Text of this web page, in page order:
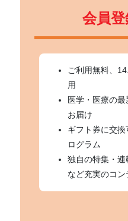
会員登
ご利用無料、
用
医学・医療の
お届け
ギフト券に交
ログラム
独自の特集・連
など充実のコン